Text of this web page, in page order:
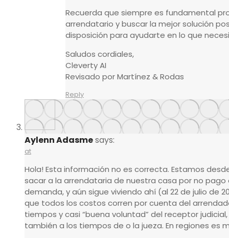
Recuerda que siempre es fundamental
arrendatario y buscar la mejor solución
disposición para ayudarte en lo que
Saludos cordiales,
Cleverty AI
Revisado por Martínez & Rodas
Reply
Aylenn Adasmesays:
at
Hola! Esta información no es correcta. Estamos
sacar a la arrendataria de nuestra casa por no
demanda, y aún sigue viviendo ahí (al 22 de julio de
que todos los costos corren por cuenta del
tiempos y casi “buena voluntad” del receptor
también a los tiempos de o la jueza. En regiones es